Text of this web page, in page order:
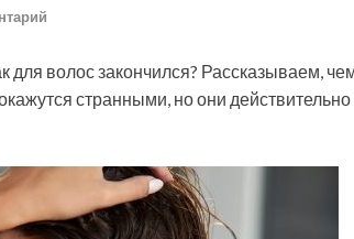
для волос закончился? Рассказываем,
странными, но они